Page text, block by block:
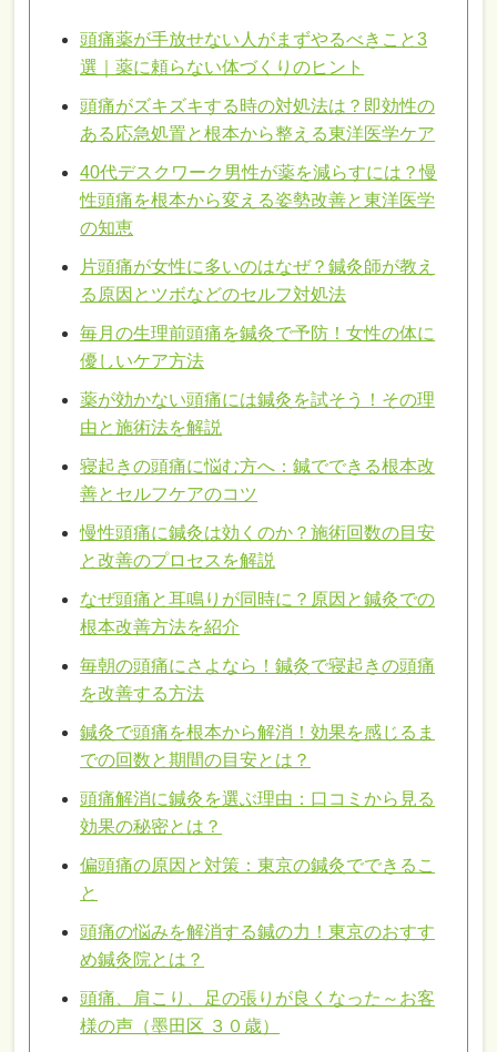
頭痛薬が手放せない人がまずやるべきこと3
選｜薬に頼らない体づくりのヒント
頭痛がズキズキする時の対処法は？即効性の
ある応急処置と根本から整える東洋医学ケア
40代デスクワーク男性が薬を減らすには？慢
性頭痛を根本から変える姿勢改善と東洋医学
の知恵
片頭痛が女性に多いのはなぜ？鍼灸師が教え
る原因とツボなどのセルフ対処法
毎月の生理前頭痛を鍼灸で予防！女性の体に
優しいケア方法
薬が効かない頭痛には鍼灸を試そう！その理
由と施術法を解説
寝起きの頭痛に悩む方へ：鍼でできる根本改
善とセルフケアのコツ
慢性頭痛に鍼灸は効くのか？施術回数の目安
と改善のプロセスを解説
なぜ頭痛と耳鳴りが同時に？原因と鍼灸での
根本改善方法を紹介
毎朝の頭痛にさよなら！鍼灸で寝起きの頭痛
を改善する方法
鍼灸で頭痛を根本から解消！効果を感じるま
での回数と期間の目安とは？
頭痛解消に鍼灸を選ぶ理由：口コミから見る
効果の秘密とは？
偏頭痛の原因と対策：東京の鍼灸でできるこ
と
頭痛の悩みを解消する鍼の力！東京のおすす
め鍼灸院とは？
頭痛、肩こり、足の張りが良くなった～お客
様の声（墨田区 ３０歳）